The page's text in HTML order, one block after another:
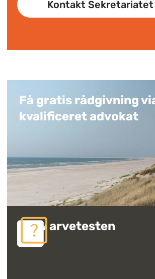
Kontakt Sekretariatet
Få gratis rådgivning
kvalificeret advokat
Prøv arvetesten